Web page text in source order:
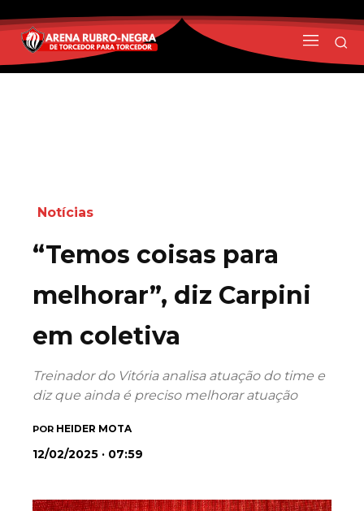
Notícias
“Temos coisas para
melhorar”, diz Carpini
em coletiva
Treinador do Vitória analisa atuação do time e
diz que ainda é preciso melhorar atuação
POR HEIDER MOTA
12/02/2025 · 07:59